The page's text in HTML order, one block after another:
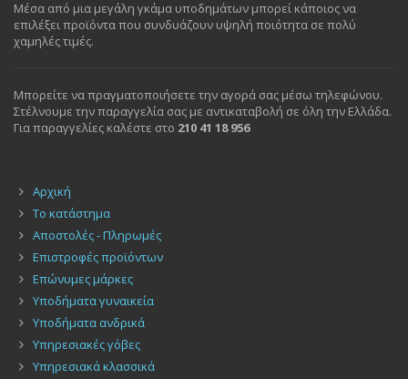
Μέσα από μια μεγάλη γκάμα υποδημάτων μπορεί κάποιος να
επιλέξει προϊόντα που συνδυάζουν υψηλή ποιότητα σε πολύ
χαμηλές τιμές.
Μπορείτε να πραγματοποιήσετε την αγορά σας μέσω τηλεφώνου.
Στέλνουμε την παραγγελία σας με αντικαταβολή σε όλη την Ελλάδα.
Για παραγγελίες καλέστε στο 210 41 18 956
Αρχική
Το κατάστημα
Αποστολές - Πληρωμές
Επιστροφές προϊόντων
Επώνυμες μάρκες
Υποδήματα γυναικεία
Υποδήματα ανδρικά
Υπηρεσιακές γόβες
Υπηρεσιακά κλασσικά